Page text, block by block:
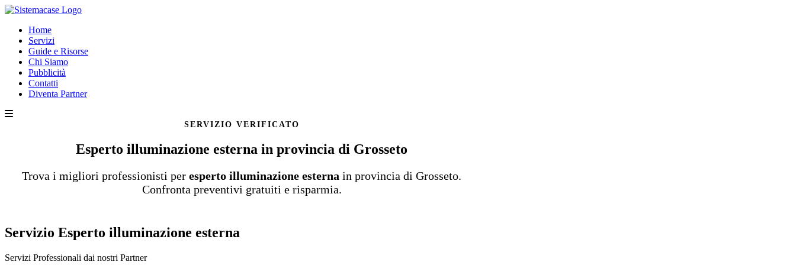
Home
Servizi
Guide e Risorse
Chi Siamo
Pubblicità
Contatti
Diventa Partner
SERVIZIO VERIFICATO
Esperto illuminazione esterna in provincia di Grosseto
Trova i migliori professionisti per esperto illuminazione esterna in provincia di Grosseto.
Confronta preventivi gratuiti e risparmia.
Servizio Esperto illuminazione esterna
Servizi Professionali dai nostri Partner